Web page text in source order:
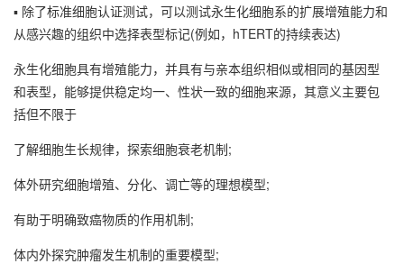
▪ 除了标准细胞认证测试，可以测试永生化细胞系的扩展增殖能力和
从感兴趣的组织中选择表型标记(例如，hTERT的持续表达)
永生化细胞具有增殖能力，并具有与亲本组织相似或相同的基因型
和表型，能够提供稳定均一、性状一致的细胞来源，其意义主要包
括但不限于
了解细胞生长规律，探索细胞衰老机制;
体外研究细胞增殖、分化、调亡等的理想模型;
有助于明确致癌物质的作用机制;
体内外探究肿瘤发生机制的重要模型;